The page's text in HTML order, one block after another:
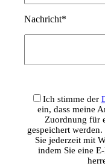
Nachricht*
Ich stimme der
ein, dass meine
Zuordnung für
gespeichert
Sie jederzeit mit
indem Sie eine